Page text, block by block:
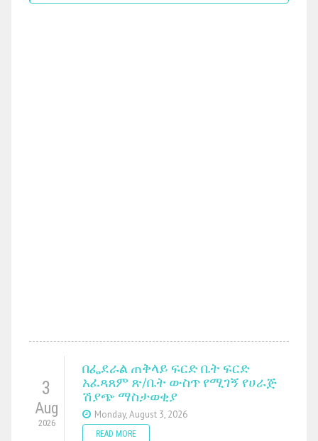
3
Aug
2026
በፌደራል ጠቅላይ ፍርድ ቤት ፍርድ
አፈጻጸም ጽ/ቤት ውስጥ የሚገኝ የሀራጅ
ሽያጭ ማስታወቂያ
Monday, August 3, 2026
READ MORE